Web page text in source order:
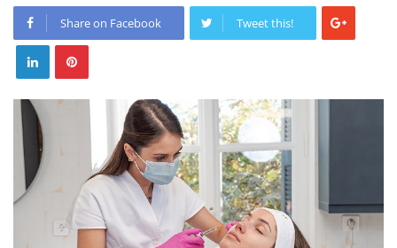
Share on Facebook Tweet this!